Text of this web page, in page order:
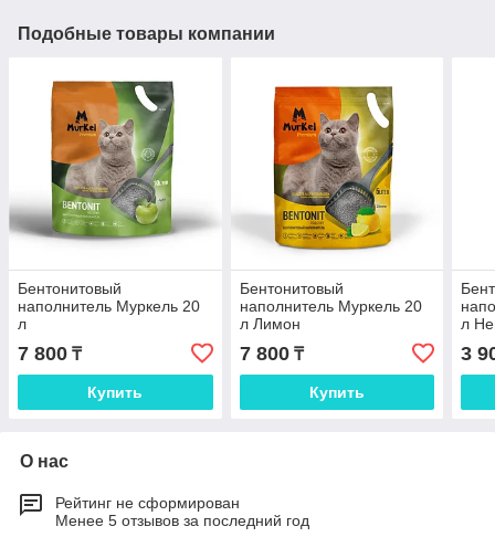
Подобные товары компании
Бентонитовый
наполнитель Муркель 20
л
7 800 ₸
Купить
Бентонитовый
наполнитель Муркель 20
л Лимон
7 800₸
Купить
л
3
О нас
Рейтинг не сформирован
Менее 5 отзывов за последний год